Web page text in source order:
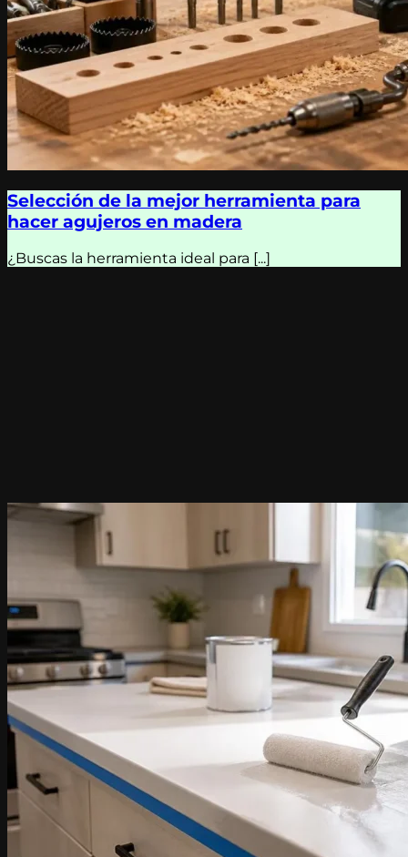
Selección de la mejor herramienta para
hacer agujeros en madera
¿Buscas la herramienta ideal para [...]